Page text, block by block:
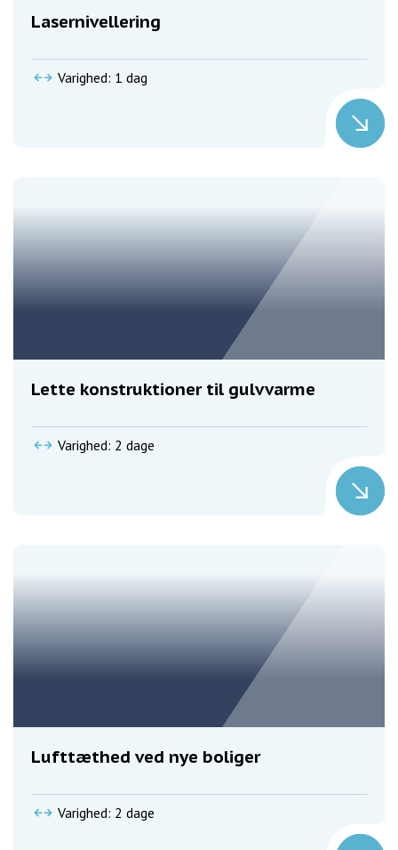
Lasernivellering
Varighed: 1 dag
Lette konstruktioner til gulvvarme
Varighed: 2 dage
Lufttæthed ved nye boliger
Varighed: 2 dage